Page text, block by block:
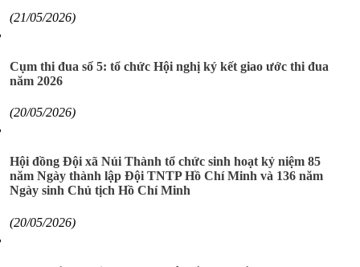
(21/05/2026)
Cụm thi đua số 5: tổ chức Hội nghị ký kết giao ước thi đua
năm 2026
(20/05/2026)
Hội đồng Đội xã Núi Thành tổ chức sinh hoạt kỷ niệm 85
năm Ngày thành lập Đội TNTP Hồ Chí Minh và 136 năm
Ngày sinh Chủ tịch Hồ Chí Minh
(20/05/2026)